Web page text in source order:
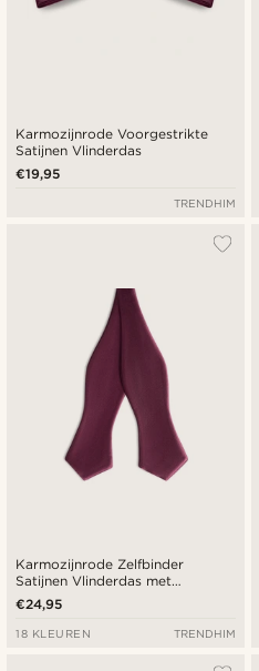
Karmozijnrode Voorgestrikte
Satijnen Vlinderdas
€19,95
TRENDHIM
Karmozijnrode Zelfbinder
Satijnen Vlinderdas met
Ruitvormige Punt
€24,95
18 KLEUREN TRENDHIM